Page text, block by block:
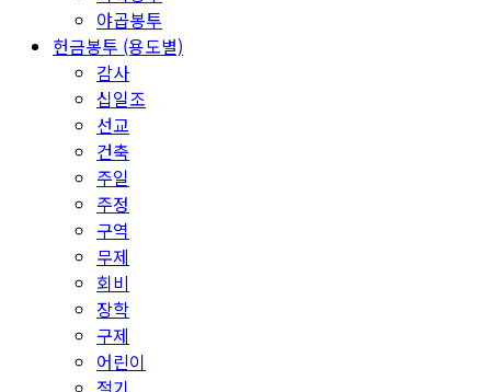
야곱봉투
헌금봉투 (용도별)
감사
십일조
선교
건축
주일
주정
구역
무제
회비
장학
구제
어린이